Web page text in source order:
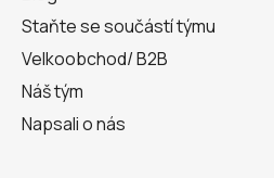
Staňte se součástí týmu
Velkoobchod/ B2B
Náš tým
Napsali o nás